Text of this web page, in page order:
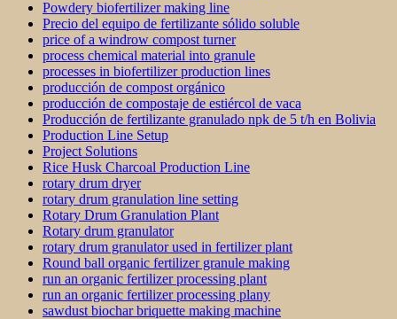
Powdery biofertilizer making line
Precio del equipo de fertilizante sólido soluble
price of a windrow compost turner
process chemical material into granule
processes in biofertilizer production lines
producción de compost orgánico
producción de compostaje de estiércol de vaca
Producción de fertilizante granulado npk de 5 t/h en Bolivia
Production Line Setup
Project Solutions
Rice Husk Charcoal Production Line
rotary drum dryer
rotary drum granulation line setting
Rotary Drum Granulation Plant
Rotary drum granulator
rotary drum granulator used in fertilizer plant
Round ball organic fertilizer granule making
run an organic fertilizer processing plant
run an organic fertilizer processing plany
sawdust biochar briquette making machine